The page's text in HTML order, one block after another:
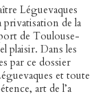
Léguevaques
privatisation de la
de Toulouse-
plaisir. Dans les
par ce dossier
et toute
art de l’a